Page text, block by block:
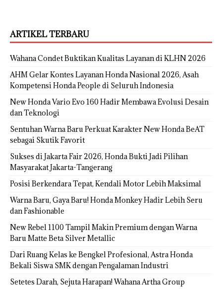
ARTIKEL TERBARU
Wahana Condet Buktikan Kualitas Layanan di KLHN 2026
AHM Gelar Kontes Layanan Honda Nasional 2026, Asah
Kompetensi Honda People di Seluruh Indonesia
New Honda Vario Evo 160 Hadir Membawa Evolusi Desain
dan Teknologi
Sentuhan Warna Baru Perkuat Karakter New Honda BeAT
sebagai Skutik Favorit
Sukses di Jakarta Fair 2026, Honda Bukti Jadi Pilihan
Masyarakat Jakarta-Tangerang
Posisi Berkendara Tepat, Kendali Motor Lebih Maksimal
Warna Baru, Gaya Baru! Honda Monkey Hadir Lebih Seru
dan Fashionable
New Rebel 1100 Tampil Makin Premium dengan Warna
Baru Matte Beta Silver Metallic
Dari Ruang Kelas ke Bengkel Profesional, Astra Honda
Bekali Siswa SMK dengan Pengalaman Industri
Setetes Darah, Sejuta Harapan! Wahana Artha Group